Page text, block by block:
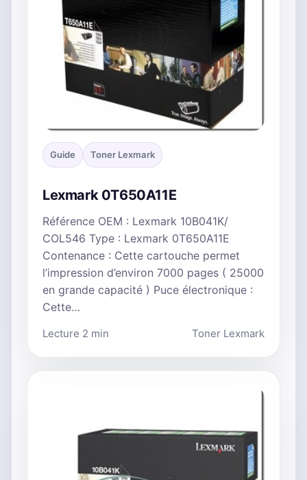
Guide Toner Lexmark
Lexmark 0T650A11E
Référence OEM : Lexmark 10B041K/
COL546 Type : Lexmark 0T650A11E
Contenance : Cette cartouche permet
l’impression d’environ 7000 pages ( 25000
en grande capacité ) Puce électronique :
Cette…
Lecture 2 min Toner Lexmark